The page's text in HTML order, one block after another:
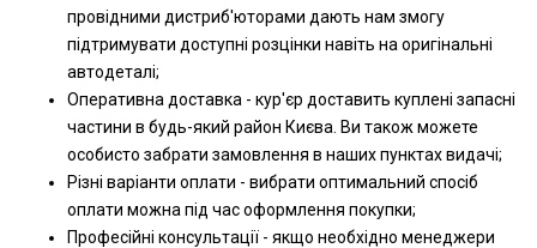
провідними дистриб'юторами дають нам змогу
підтримувати доступні розцінки навіть на оригінальні
автодеталі;
Оперативна доставка - кур'єр доставить куплені запасні
частини в будь-який район Києва. Ви також можете
особисто забрати замовлення в наших пунктах видачі;
Різні варіанти оплати - вибрати оптимальний спосіб
оплати можна під час оформлення покупки;
Професійні консультації - якщо необхідно менеджери